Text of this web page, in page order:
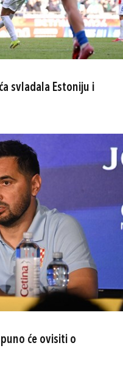
svladala Estoniju i
će ovisiti o